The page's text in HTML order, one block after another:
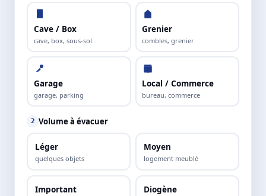
Cave / Box
cave, box, sous-sol
Grenier
combles, grenier
Garage
garage, parking
Local / Commerce
bureau, commerce
2 Volume à évacuer
Léger
quelques objets
Moyen
logement meublé
Important Diogène